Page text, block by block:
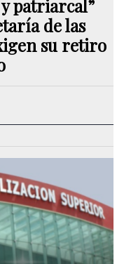
patriarcal”
de las
su retiro